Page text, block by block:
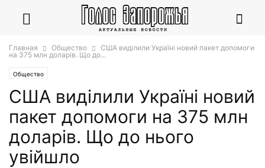
Главная Общество
США виділили Україні новий пакет допомоги
на 375 млн доларів. Що до...
Общество
США виділили Україні новий
пакет допомоги на 375 млн
доларів. Що до нього
увійшло